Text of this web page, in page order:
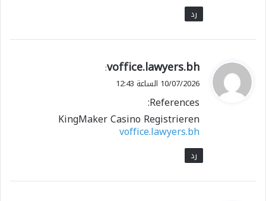
رد
ي
ق
ل
voffice.lawyers.bh
:
10/07/2026 الساعة 12:43
References:
KingMaker Casino Registrieren
voffice.lawyers.bh
رد